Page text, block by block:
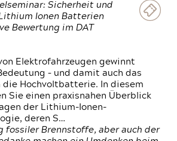
Sicherheit und
Ionen Batterien
Bewertung im DAT
Elektrofahrzeugen gewinnt
– und damit auch das
die Hochvoltbatterie. In diesem
Sie einen praxisnahen Überblick
der Lithium-Ionen-
deren S…
fossiler Brennstoffe, aber auch der